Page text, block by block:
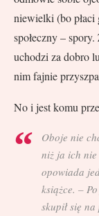
niewielki (bo płaci
społeczny –
uchodzi za dobro
nim fajnie
No i jest komu
Oboje nie
niż ja ich nie
opowiada
książce. –
skupił się